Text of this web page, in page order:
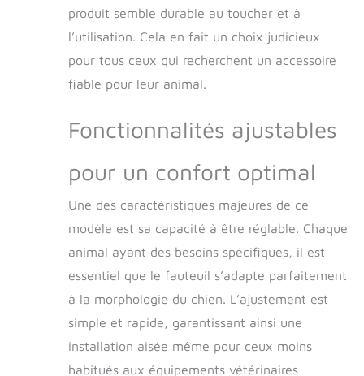
POUR ANIMAUX DE
COMPAGNIE leur
permet de marcher,
courir et jouer en
toute simplicité. Le
seulement l’activité
remonte également
le moral, favorisant
un retour à une vie
【Robuste et
polyvalent】: doté
d'un cadre en
aluminium robuste
mais léger, notre
fauteuil roulant pour
et mobilité à votre
animal de
produit semble durable au toucher et à
l’utilisation. Cela en fait un choix judicieux
pour tous ceux qui recherchent un accessoire
fiable pour leur animal.
Fonctionnalités ajustables
pour un confort optimal
Une des caractéristiques majeures de ce
modèle est sa capacité à être réglable. Chaque
animal ayant des besoins spécifiques, il est
essentiel que le fauteuil s’adapte parfaitement
à la morphologie du chien. L’ajustement est
simple et rapide, garantissant ainsi une
installation aisée même pour ceux moins
habitués aux équipements vétérinaires